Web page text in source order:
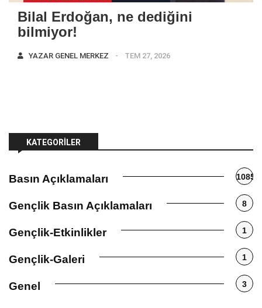
Bilal Erdoğan, ne dediğini
bilmiyor!
YAZAR GENEL MERKEZ TEM 27, 2026
KATEGORILER
Basın Açıklamaları 1085
Gençlik Basın Açıklamaları 8
Gençlik-Etkinlikler 1
Gençlik-Galeri 1
Genel 3